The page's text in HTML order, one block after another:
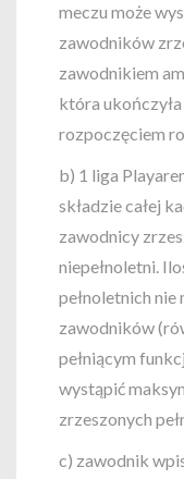
meczu może
zawodników
zawodnikiem
która
rozpoczęciem
b) 1 liga
składzie całej
zawodnicy
niepełnoletni.
pełnoletnich
zawodników
pełniącym
wystąpić
zrzeszonych
c) zawodnik